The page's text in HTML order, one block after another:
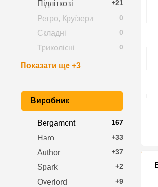
+21
Підліткові
0
Ретро, Круїзери
0
Складні
0
Триколісні
Показати ще +3
Виробник
167
Bergamont
+33
Haro
+37
Author
+2
Spark
+9
Overlord